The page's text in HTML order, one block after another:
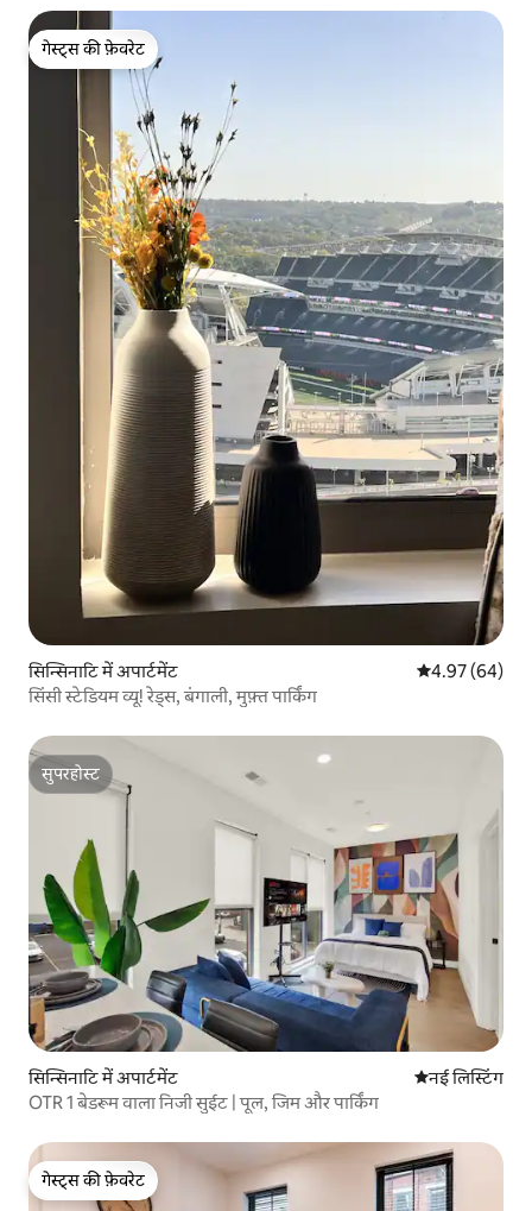
गेस्ट्स की फ़ेवरेट
गेस्ट्स की फ़ेवरेट
सिन्सिनाटि में अपार्टमेंट औसत रेटिंग 5 में
4.97 (64)
सिंसी स्टेडियम व्यू! रेड्स, बंगाली, मुफ़्त पार्किंग
सुपरहोस्ट
सुपरहोस्ट
सिन्सिनाटि में अपार्टमेंट ठहरने की नई
नई लिस्टिंग
OTR 1 बेडरूम वाला निजी सुईट | पूल, जिम और पार्किंग
गेस्ट्स की फ़ेवरेट
गेस्ट्स की फ़ेवरेट